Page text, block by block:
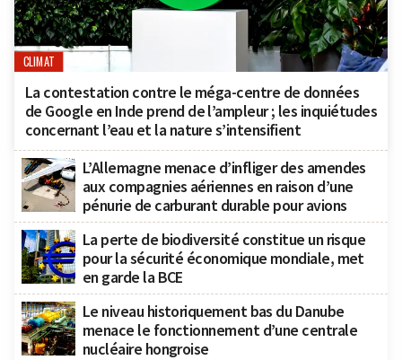
CLIMAT
La contestation contre le méga-centre de données
de Google en Inde prend de l’ampleur ; les inquiétudes
concernant l’eau et la nature s’intensifient
L’Allemagne menace d’infliger des amendes
aux compagnies aériennes en raison d’une
pénurie de carburant durable pour avions
La perte de biodiversité constitue un risque
pour la sécurité économique mondiale, met
en garde la BCE
Le niveau historiquement bas du Danube
menace le fonctionnement d’une centrale
nucléaire hongroise